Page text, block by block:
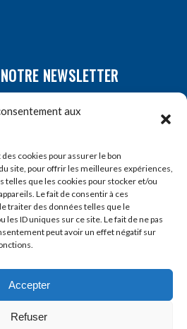
aux
cookies pour assurer le bon
site, pour offrir les meilleures expériences,
telles que les cookies pour stocker et/ou
Le fait de consentir à ces
traiter des données telles que le
ID uniques sur ce site. Le fait de ne pas
peut avoir un effet négatif sur
Accepter
Refuser
NEWSLETTER